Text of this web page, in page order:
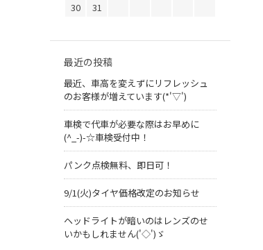
30
31
最近の投稿
最近、車高を変えずにリフレッシュ
のお客様が増えています(*'▽')
車検で代車が必要な際はお早めに
(^_-)-☆車検受付中！
パンク点検無料、即日可！
9/1(火)タイヤ価格改定のお知らせ
ヘッドライトが暗いのはレンズのせ
いかもしれません('◇')ゞ